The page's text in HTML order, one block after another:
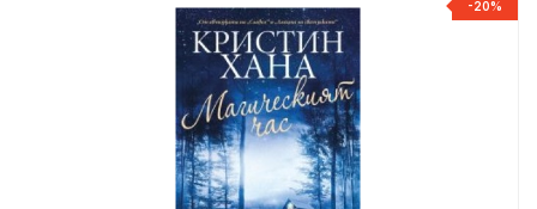
-20%